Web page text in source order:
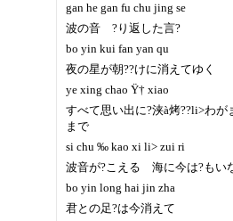
gan he gan fu chu jing se
波の音 ?り返した言?
bo yin kui fan yan qu
夜の星が朝??けに消えてゆく
ye xing chao Ÿ† xiao
すべて思い出に?浃à烤??li>わ
まで
si chu ‰ kao xi li> zui ri
波音が?こえる 海に今は?もい
bo yin long hai jin zha
君との足?は今消えて